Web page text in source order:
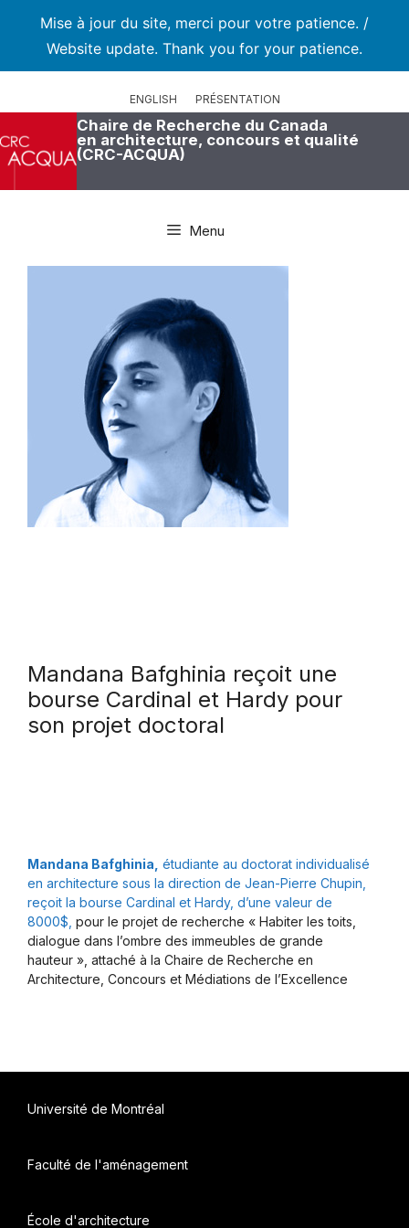
Mise à jour du site, merci pour votre patience. /
Website update. Thank you for your patience.
ENGLISH PRÉSENTATION
Chaire de Recherche du Canada
en architecture, concours et qualité
(CRC-ACQUA)
Menu
Mandana Bafghinia reçoit une
bourse Cardinal et Hardy pour
son projet doctoral
Mandana Bafghinia, étudiante au doctorat individualisé
en architecture sous la direction de Jean-Pierre Chupin,
reçoit la bourse Cardinal et Hardy, d’une valeur de
8000$, pour le projet de recherche « Habiter les toits,
dialogue dans l’ombre des immeubles de grande
hauteur », attaché à la Chaire de Recherche en
Architecture, Concours et Médiations de l’Excellence
Université de Montréal
Faculté de l'aménagement
École d'architecture